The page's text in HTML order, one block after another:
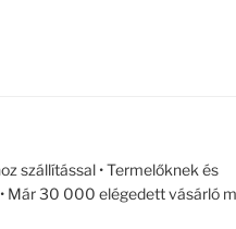
szállítással • Termelőknek és
Már 30 000 elégedett vásárló